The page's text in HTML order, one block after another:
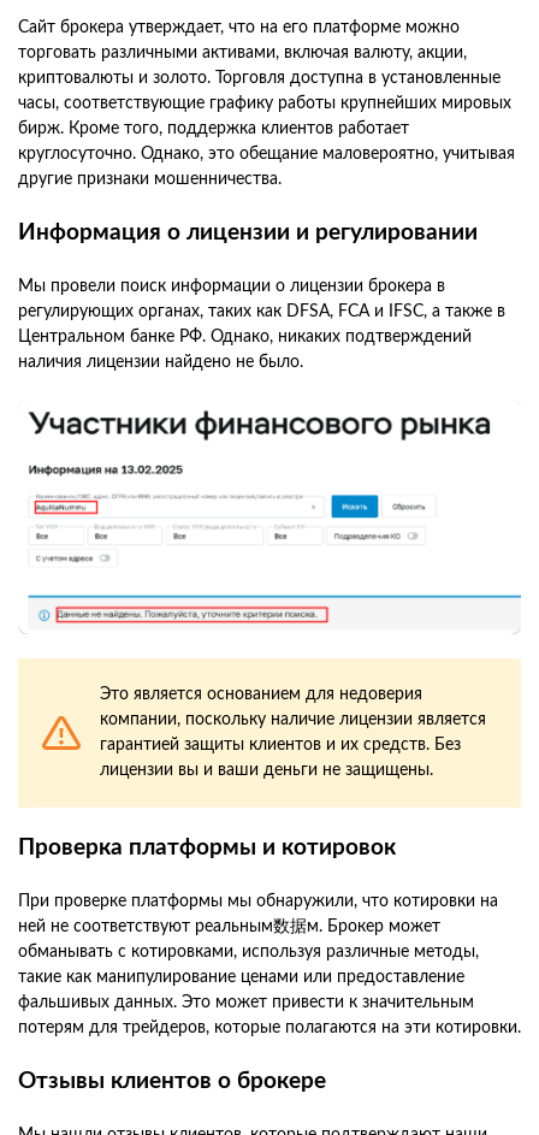
Сайт брокера утверждает, что на его платформе можно
торговать различными активами, включая валюту, акции,
криптовалюты и золото. Торговля доступна в установленные
часы, соответствующие графику работы крупнейших мировых
бирж. Кроме того, поддержка клиентов работает
круглосуточно. Однако, это обещание маловероятно, учитывая
другие признаки мошенничества.
Информация о лицензии и регулировании
Мы провели поиск информации о лицензии брокера в
регулирующих органах, таких как DFSA, FCA и IFSC, а также в
Центральном банке РФ. Однако, никаких подтверждений
наличия лицензии найдено не было.
Это является основанием для недоверия
компании, поскольку наличие лицензии является
гарантией защиты клиентов и их средств. Без
лицензии вы и ваши деньги не защищены.
Проверка платформы и котировок
При проверке платформы мы обнаружили, что котировки на
ней не соответствуют реальным数据м. Брокер может
обманывать с котировками, используя различные методы,
такие как манипулирование ценами или предоставление
фальшивых данных. Это может привести к значительным
потерям для трейдеров, которые полагаются на эти котировки.
Отзывы клиентов о брокере